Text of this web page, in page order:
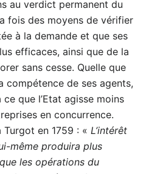
au verdict permanent du
fois des moyens de vérifier
à la demande et que ses
efficaces, ainsi que de la
sans cesse. Quelle que
compétence de ses agents,
que l’Etat agisse moins
en concurrence.
Turgot en 1759 : « L’intérêt
même produira plus
les opérations du